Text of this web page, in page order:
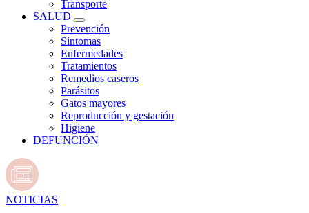
Transporte
SALUD
Prevención
Síntomas
Enfermedades
Tratamientos
Remedios caseros
Parásitos
Gatos mayores
Reproducción y gestación
Higiene
DEFUNCIÓN
NOTICIAS